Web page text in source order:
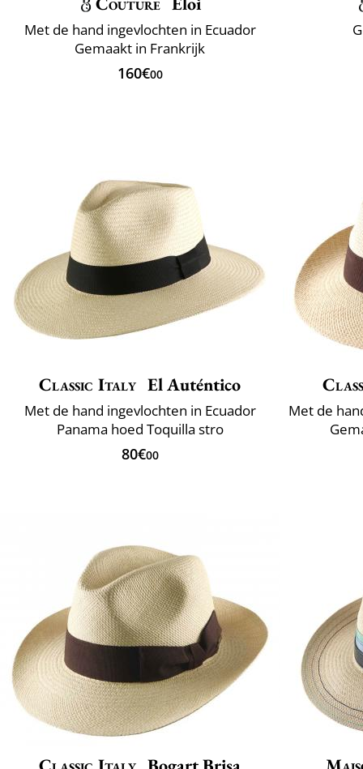
Met de hand ingevlochten in Ecuador
Gemaakt in Frankrijk
160€00
Classic Italy El Auténtico
Met de hand ingevlochten in Ecuador
Panama hoed Toquilla stro
80€00